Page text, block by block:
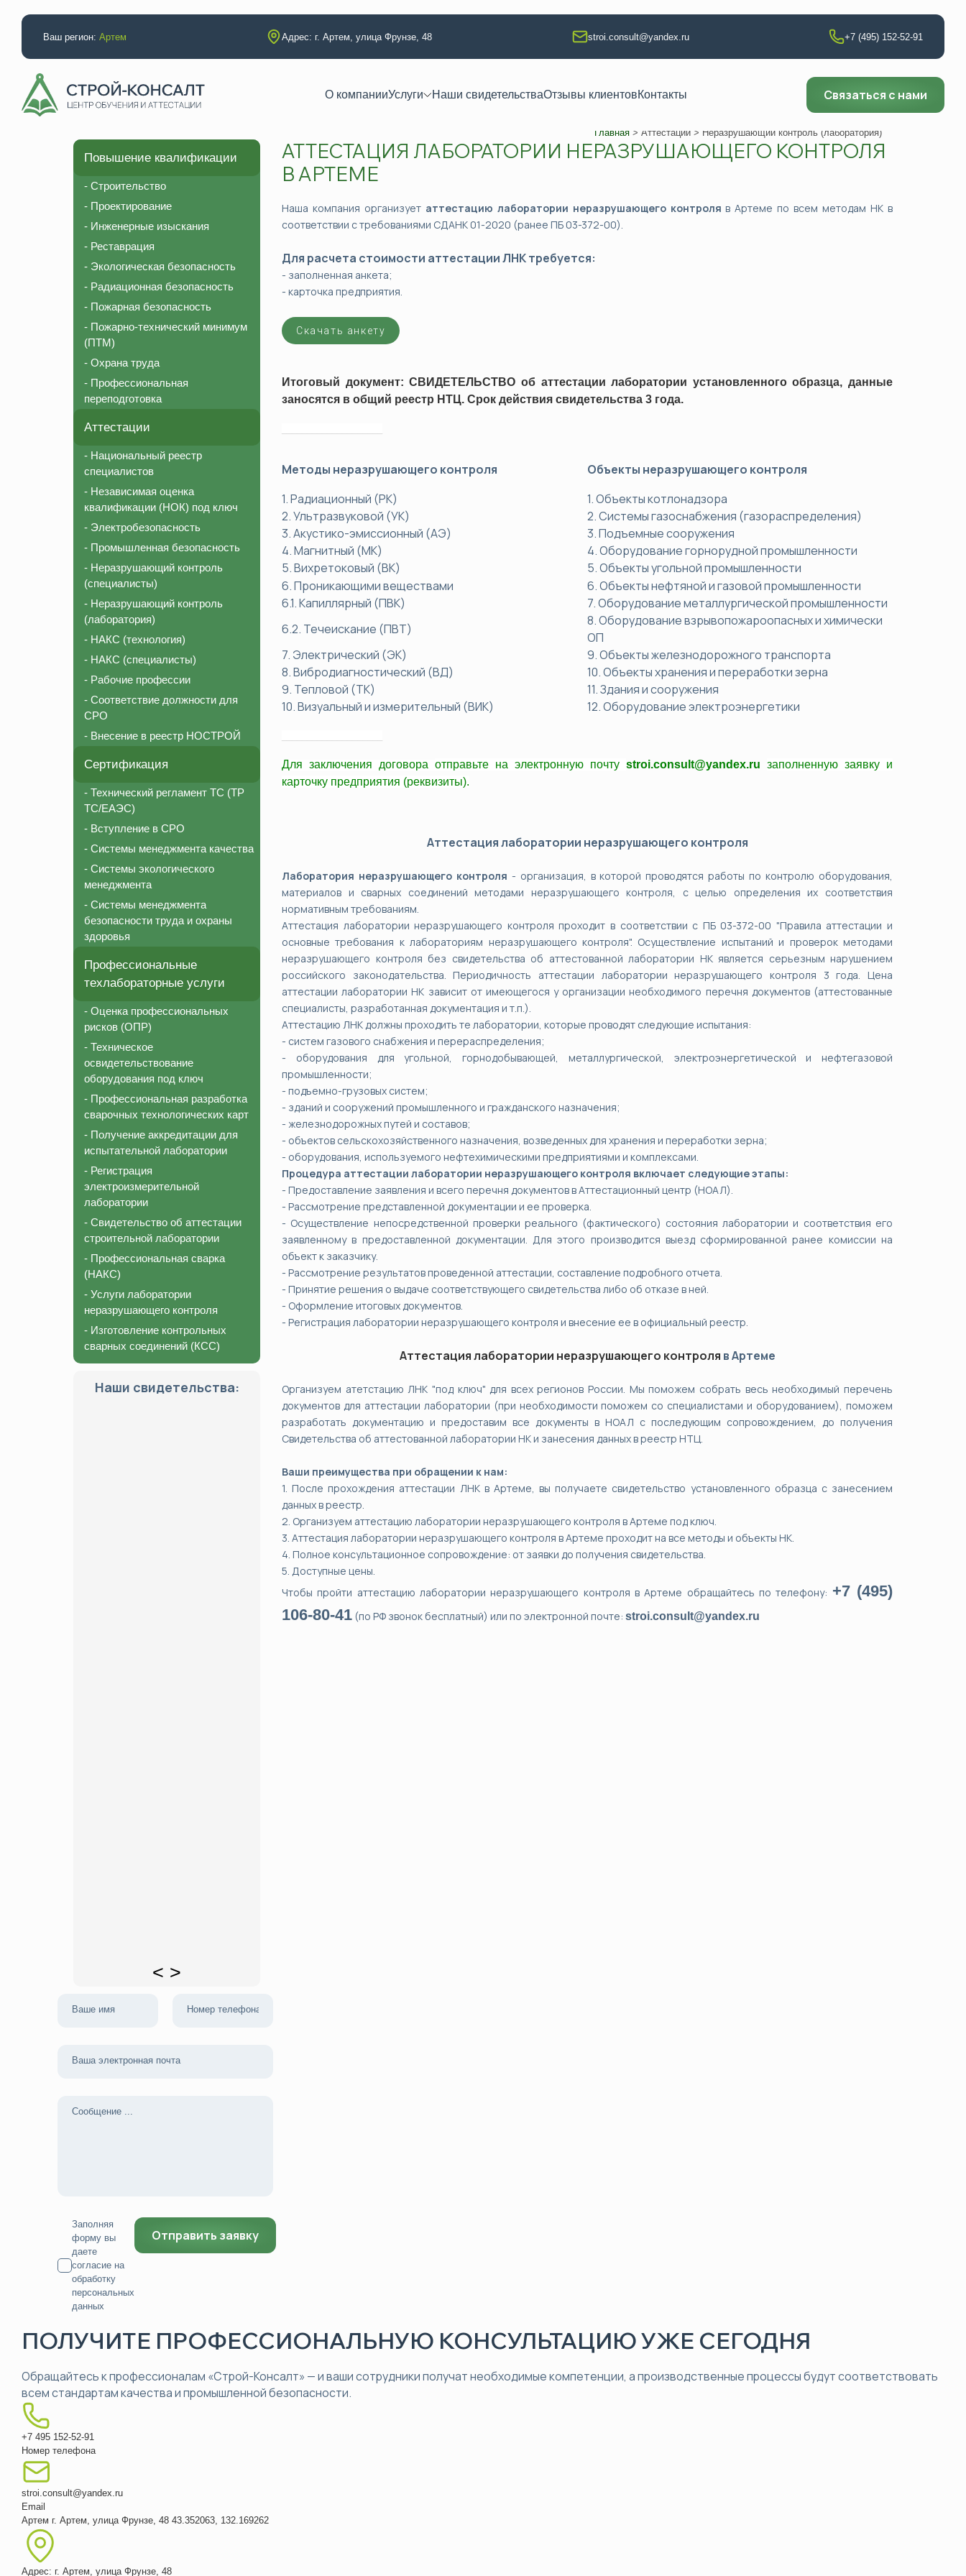
Ваш регион: Артем Адрес: г. Артем, улица Фрунзе, 48 stroi.consult@yandex.ru +7 (495) 152-52-91
О компанииУслуги
Аттестации
Электробезопасность
Промышленная безопасность
Неразрушающий контроль (специалисты)
Неразрушающий контроль (лаборатория)
НАКС (технология)
НАКС (специалисты)
Рабочие профессии
Соответствие должности для СРО
Внесение в реестр НОСТРОЙ
Аттестация строительной лаборатории
Независимая оценка квалификации (НОК)
Национальный реестр специалистов (НРС)
Повышение квалификации
Строительство
Проектирование
Инженерные изыскания
Экологическая безопасность
Радиационная безопасность
Пожарно-технический минимум (ПТМ)
Профессиональная переподготовка
Техлабораторные услуги
Аккредитация испытательной лаборатории
Регистрация электролаборатории
Услуги лаборатории неразрушающего контроля
Сертификация
Системы менеджмента качества
Вступление в СРО
Технический регламент ТС (ТР ТС/ЕАЭС)
Наши свидетельстваОтзывы клиентовКонтакты Связаться с нами
Главная > Аттестации > Неразрушающий контроль (лаборатория)
Повышение квалификации
- Строительство
- Проектирование
- Инженерные изыскания
- Реставрация
- Экологическая безопасность
- Радиационная безопасность
- Пожарная безопасность
- Пожарно-технический минимум
(ПТМ)
- Охрана труда
- Профессиональная
переподготовка
Аттестации
- Национальный реестр
специалистов
- Независимая оценка
квалификации (НОК) под ключ
- Электробезопасность
- Промышленная безопасность
- Неразрушающий контроль
(специалисты)
- Неразрушающий контроль
(лаборатория)
- НАКС (технология)
- НАКС (специалисты)
- Рабочие профессии
- Соответствие должности для
СРО
- Внесение в реестр НОСТРОЙ
Сертификация
- Технический регламент ТС (ТР
ТС/ЕАЭС)
- Вступление в СРО
- Системы менеджмента качества
- Системы экологического
менеджмента
- Системы менеджмента
безопасности труда и охраны
здоровья
Профессиональные
техлабораторные услуги
- Оценка профессиональных
рисков (ОПР)
- Техническое
освидетельствование
оборудования под ключ
- Профессиональная разработка
сварочных технологических карт
- Получение аккредитации для
испытательной лаборатории
- Регистрация
электроизмерительной
лаборатории
- Свидетельство об аттестации
строительной лаборатории
- Профессиональная сварка
(НАКС)
- Услуги лаборатории
неразрушающего контроля
- Изготовление контрольных
сварных соединений (КСС)
Наши свидетельства:
< >
АТТЕСТАЦИЯ ЛАБОРАТОРИИ НЕРАЗРУШАЮЩЕГО КОНТРОЛЯ
В АРТЕМЕ
Наша компания организует аттестацию лаборатории неразрушающего контроля в Артеме по всем методам НК в
соответствии с требованиями СДАНК 01-2020 (ранее ПБ 03-372-00).
Для расчета стоимости аттестации ЛНК требуется:
- заполненная анкета;
- карточка предприятия.
Скачать анкету
Итоговый документ: СВИДЕТЕЛЬСТВО об аттестации лаборатории установленного образца, данные
заносятся в общий реестр НТЦ. Срок действия свидетельства 3 года.
Методы неразрушающего контроля
Объекты неразрушающего контроля
1. Радиационный (РК)
1. Объекты котлонадзора
2. Ультразвуковой (УК)
2. Системы газоснабжения (газораспределения)
3. Акустико-эмиссионный (АЭ)
3. Подъемные сооружения
4. Магнитный (МК)
4. Оборудование горнорудной промышленности
5. Вихретоковый (ВК)
5. Объекты угольной промышленности
6. Проникающими веществами
6. Объекты нефтяной и газовой промышленности
6.1. Капиллярный (ПВК)
7. Оборудование металлургической промышленности
6.2. Течеискание (ПВТ)
8. Оборудование взрывопожароопасных и химически
ОП
7. Электрический (ЭК)
9. Объекты железнодорожного транспорта
8. Вибродиагностический (ВД)
10. Объекты хранения и переработки зерна
9. Тепловой (ТК)
11. Здания и сооружения
10. Визуальный и измерительный (ВИК)
12. Оборудование электроэнергетики
Для заключения договора отправьте на электронную почту stroi.consult@yandex.ru заполненную заявку и
карточку предприятия (реквизиты).
Аттестация лаборатории неразрушающего контроля
Лаборатория неразрушающего контроля - организация, в которой проводятся работы по контролю оборудования,
материалов и сварных соединений методами неразрушающего контроля, с целью определения их соответствия
нормативным требованиям.
Аттестация лаборатории неразрушающего контроля проходит в соответствии с ПБ 03-372-00 "Правила аттестации и
основные требования к лабораториям неразрушающего контроля". Осуществление испытаний и проверок методами
неразрушающего контроля без свидетельства об аттестованной лаборатории НК является серьезным нарушением
российского законодательства. Периодичность аттестации лаборатории неразрушающего контроля 3 года. Цена
аттестации лаборатории НК зависит от имеющегося у организации необходимого перечня документов (аттестованные
специалисты, разработанная документация и т.п.).
Аттестацию ЛНК должны проходить те лаборатории, которые проводят следующие испытания:
- систем газового снабжения и перераспределения;
- оборудования для угольной, горнодобывающей, металлургической, электроэнергетической и нефтегазовой
промышленности;
- подъемно-грузовых систем;
- зданий и сооружений промышленного и гражданского назначения;
- железнодорожных путей и составов;
- объектов сельскохозяйственного назначения, возведенных для хранения и переработки зерна;
- оборудования, используемого нефтехимическими предприятиями и комплексами.
Процедура аттестации лаборатории неразрушающего контроля включает следующие этапы:
- Предоставление заявления и всего перечня документов в Аттестационный центр (НОАЛ).
- Рассмотрение представленной документации и ее проверка.
- Осуществление непосредственной проверки реального (фактического) состояния лаборатории и соответствия его
заявленному в предоставленной документации. Для этого производится выезд сформированной ранее комиссии на
объект к заказчику.
- Рассмотрение результатов проведенной аттестации, составление подробного отчета.
- Принятие решения о выдаче соответствующего свидетельства либо об отказе в ней.
- Оформление итоговых документов.
- Регистрация лаборатории неразрушающего контроля и внесение ее в официальный реестр.
Аттестация лаборатории неразрушающего контроля в Артеме
Организуем атетстацию ЛНК "под ключ" для всех регионов России. Мы поможем собрать весь необходимый перечень
документов для аттестации лаборатории (при необходимости поможем со специалистами и оборудованием), поможем
разработать документацию и предоставим все документы в НОАЛ с последующим сопровождением, до получения
Свидетельства об аттестованной лаборатории НК и занесения данных в реестр НТЦ.
Ваши преимущества при обращении к нам:
1. После прохождения аттестации ЛНК в Артеме, вы получаете свидетельство установленного образца с занесением
данных в реестр.
2. Организуем аттестацию лаборатории неразрушающего контроля в Артеме под ключ.
3. Аттестация лаборатории неразрушающего контроля в Артеме проходит на все методы и объекты НК.
4. Полное консультационное сопровождение: от заявки до получения свидетельства.
5. Доступные цены.
Чтобы пройти аттестацию лаборатории неразрушающего контроля в Артеме обращайтесь по телефону: +7 (495)
106-80-41 (по РФ звонок бесплатный) или по электронной почте: stroi.consult@yandex.ru
Заполняя
форму вы
даете
согласие на
обработку
персональных
данных
ПОЛУЧИТЕ ПРОФЕССИОНАЛЬНУЮ КОНСУЛЬТАЦИЮ УЖЕ СЕГОДНЯ
Обращайтесь к профессионалам «Строй-Консалт» — и ваши сотрудники получат необходимые компетенции, а производственные процессы будут соответствовать
всем стандартам качества и промышленной безопасности.
+7 495 152-52-91
Номер телефона
stroi.consult@yandex.ru
Email
Артем г. Артем, улица Фрунзе, 48 43.352063, 132.169262
Адрес: г. Артем, улица Фрунзе, 48